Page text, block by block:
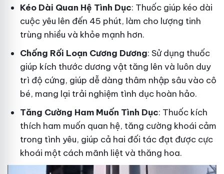
Kéo Dài Quan Hệ Tình Dục: Thuốc giúp kéo dài
cuộc yêu lên đến 45 phút, làm cho lượng tinh
trùng nhiều và khỏe mạnh hơn.
Chống Rối Loạn Cương Dương: Sử dụng thuốc
giúp kích thước dương vật tăng lên và luôn duy
trì độ cứng, giúp dễ dàng thâm nhập sâu vào cô
bé, mang lại trải nghiệm tình dục hoàn hảo.
Tăng Cường Ham Muốn Tình Dục: Thuốc kích
thích ham muốn quan hệ, tăng cường khoái cảm
trong tình yêu, giúp cả hai đối tác đạt được cực
khoái một cách mãnh liệt và thăng hoa.